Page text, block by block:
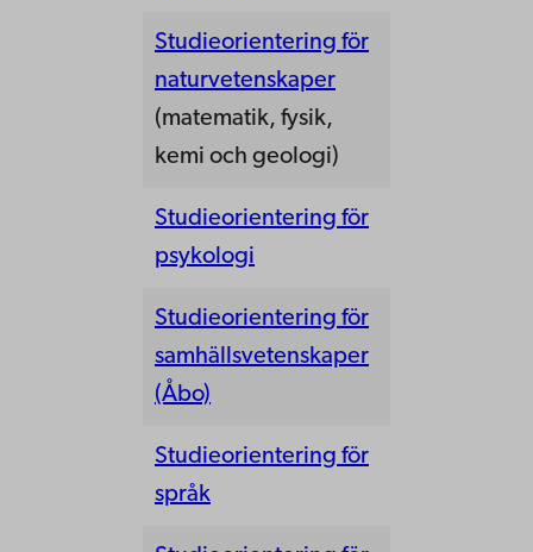
Studieorientering för
naturvetenskaper
(matematik, fysik,
kemi och geologi)
Studieorientering för
psykologi
Studieorientering för
samhällsvetenskaper
(Åbo)
Studieorientering för
språk